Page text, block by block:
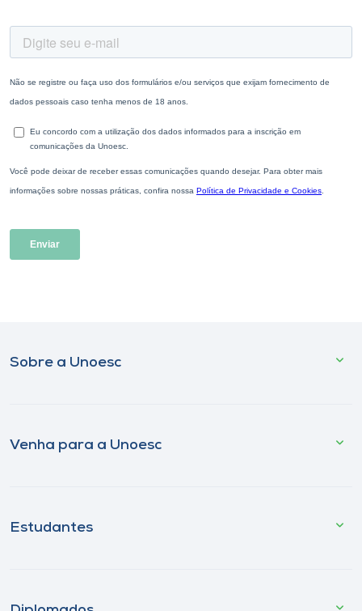
Sobre a Unoesc
Venha para a Unoesc
Estudantes